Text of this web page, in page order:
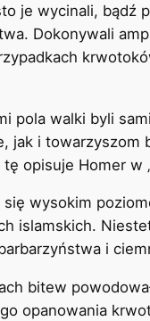
je wycinali, bądź
Dokonywali
pola walki byli
jak i towarzyszom
opisuje Homer w
się wysokim
islamskich.
i
bitew
opanowania